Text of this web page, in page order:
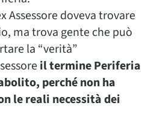
Assessore doveva trovare
ma trova gente che può
la “verità”
il termine Periferia
perché non ha
le reali necessità dei